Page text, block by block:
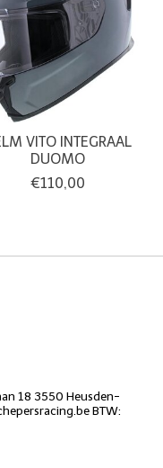
VITO INTEGRAAL
DUOMO
€110,00
18 3550 Heusden-
BTW: